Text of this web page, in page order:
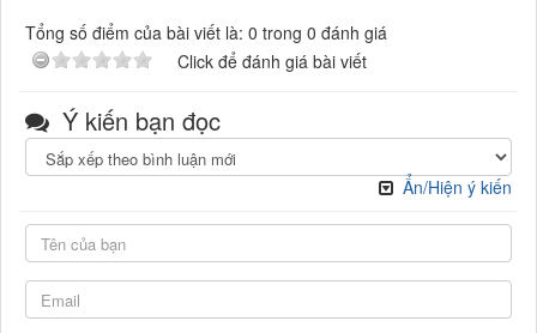
Tổng số điểm của bài viết là: 0 trong 0 đánh giá
Click để đánh giá bài viết
Ý kiến bạn đọc
Ẩn/Hiện ý kiến